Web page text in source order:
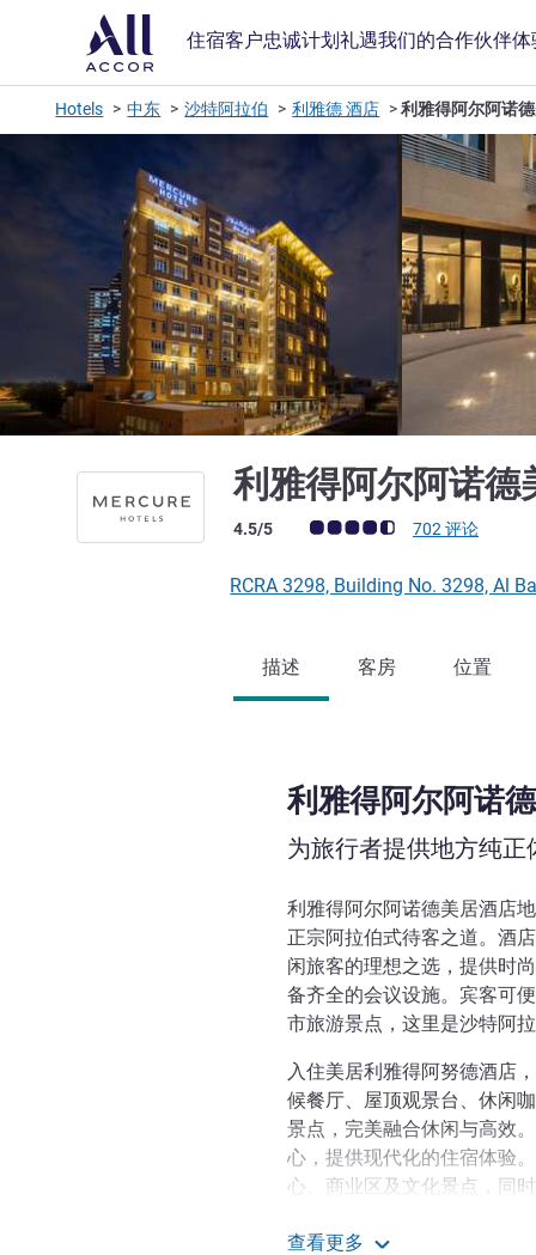
住宿客户忠诚计划礼遇我们的合作伙伴体
Hotels 中东 沙特阿拉伯 利雅德 酒店 利雅得阿尔阿诺
利雅得阿尔阿诺
客户意见评级 (ALL 评级)
4.5/5 702 评论
RCRA 3298, Building No. 3298, Al
描述 客房 位置
利雅得阿尔阿诺
为旅行者提供地方纯正
利雅得阿尔阿诺德美居酒店
正宗阿拉伯式待客之道。酒
闲旅客的理想之选，提供时
备齐全的会议设施。宾客可
市旅游景点，这里是沙特阿
入住美居利雅得阿努德酒店
候餐厅、屋顶观景台、休闲
景点，完美融合休闲与高效
心，提供现代化的住宿体验
心、商业区及文化景点，同
查看更多